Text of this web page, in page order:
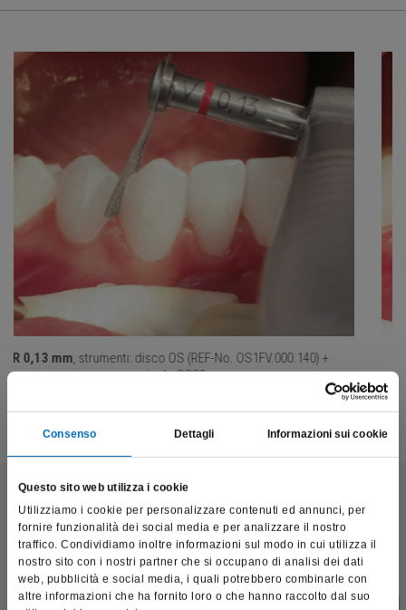
Consenso Dettagli Informazioni sui cookie
Questo sito web utilizza i cookie
Utilizziamo i cookie per personalizzare contenuti ed annunci, per
fornire funzionalità dei social media e per analizzare il nostro
traffico. Condividiamo inoltre informazioni sul modo in cui utilizza il
nostro sito con i nostri partner che si occupano di analisi dei dati
web, pubblicità e social media, i quali potrebbero combinarle con
altre informazioni che ha fornito loro o che hanno raccolto dal suo
(REF-No. OS1FV.000.140) +
OS30
IPR 0,15 mm, strumenti: disco